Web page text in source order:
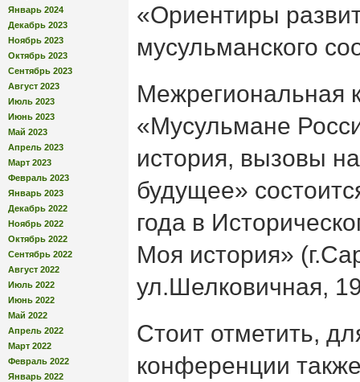
Январь 2024
Декабрь 2023
Ноябрь 2023
Октябрь 2023
Сентябрь 2023
Август 2023
Июль 2023
Июнь 2023
Май 2023
Апрель 2023
Март 2023
Февраль 2023
Январь 2023
Декабрь 2022
Ноябрь 2022
Октябрь 2022
Сентябрь 2022
Август 2022
Июль 2022
Июнь 2022
Май 2022
Апрель 2022
Март 2022
Февраль 2022
Январь 2022
«Ориентиры
мусульманского
Межрегиональная
«Мусульмане
история, вызовы
будущее»
года в
Моя история»
ул.Шелковичная,
Стоит отметить,
конференции